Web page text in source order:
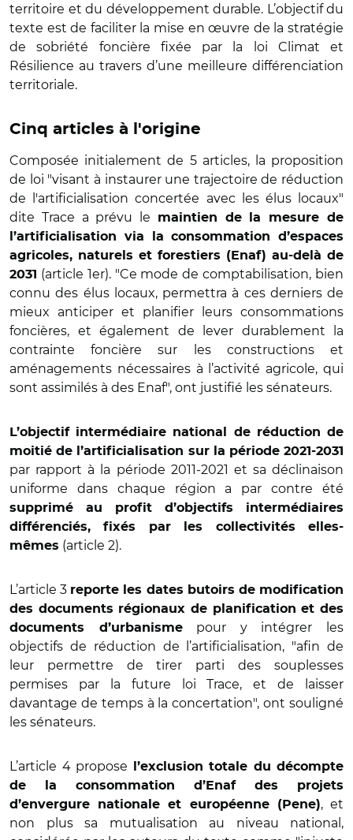
territoire et du développement durable. L’objectif du
texte est de faciliter la mise en œuvre de la stratégie
de sobriété foncière fixée par la loi Climat et
Résilience au travers d’une meilleure différenciation
territoriale.
Cinq articles à l'origine
Composée initialement de 5 articles, la proposition
de loi "visant à instaurer une trajectoire de réduction
de l'artificialisation concertée avec les élus locaux"
dite Trace a prévu le
maintien de la mesure de
l’artificialisation via la consommation d’espaces
agricoles, naturels et forestiers (Enaf) au-delà de
2031 (article 1er). "Ce mode de comptabilisation, bien
connu des élus locaux, permettra à ces derniers de
mieux anticiper et planifier leurs consommations
foncières, et également de lever durablement la
contrainte foncière sur les constructions et
aménagements nécessaires à l’activité agricole, qui
sont assimilés à des Enaf", ont justifié les sénateurs.
L’objectif intermédiaire national de réduction de
moitié de l’artificialisation sur la période 2021-2031
par rapport à la période 2011-2021 et sa déclinaison
uniforme dans chaque région a par contre été
supprimé au profit d’objectifs intermédiaires
différenciés, fixés par les collectivités elles-
mêmes (article 2).
L’article 3 reporte les dates butoirs de modification
des documents régionaux de planification et des
documents d’urbanismepour y intégrer les
objectifs de réduction de l’artificialisation, "afin de
leur permettre de tirer parti des souplesses
permises par la future loi Trace, et de laisser
davantage de temps à la concertation", ont souligné
les sénateurs.
L’article 4 propose
l’exclusion totale du décompte
de la consommation d’Enaf des projets
d’envergure nationale et européenne (Pene), et
non plus sa mutualisation au niveau national,